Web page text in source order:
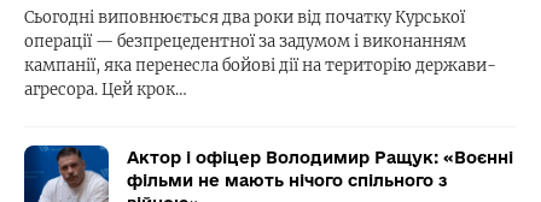
Сьогодні виповнюється два роки від початку Курської
операції — безпрецедентної за задумом і виконанням
кампанії, яка перенесла бойові дії на територію держави-
агресора. Цей крок…
Актор і офіцер Володимир Ращук: «Воєнні
фільми не мають нічого спільного з